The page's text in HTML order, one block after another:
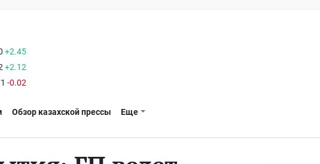
+2.45
+2.12
-0.02
Обзор казахской прессы Еще